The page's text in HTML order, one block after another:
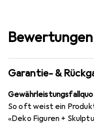
Garantie- &
So oft weist ein
«Deko Figuren +